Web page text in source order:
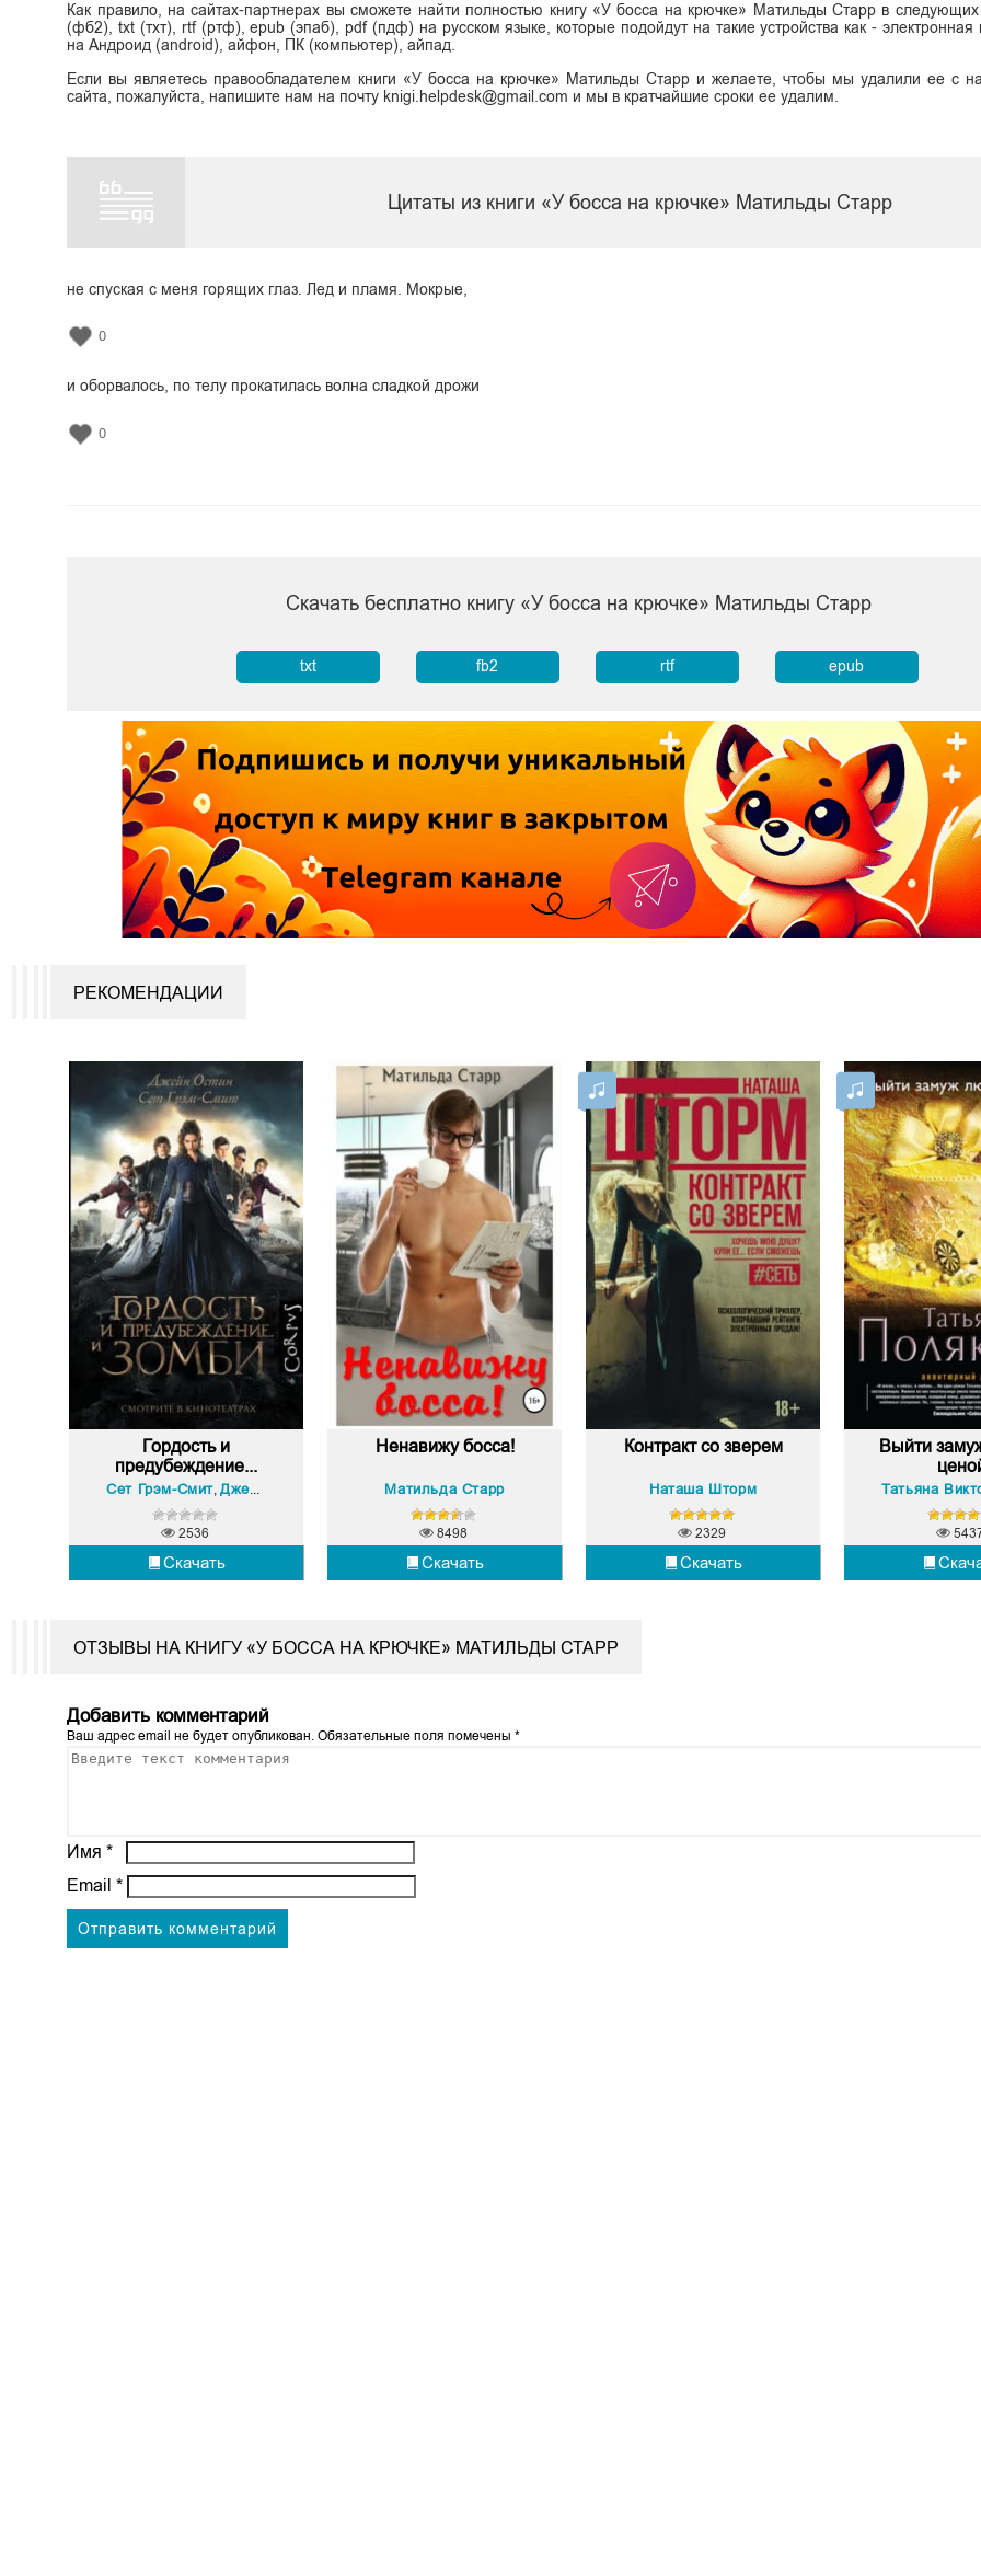
Как правило, на сайтах-партнерах вы сможете найти полностью книгу «У босса на крючке» Матильды Старр в
(фб2), txt (тхт), rtf (ртф), epub (эпаб), pdf (пдф) на русском языке, которые подойдут на такие устройства как - электронная
на Андроид (android), айфон, ПК (компьютер), айпад.
Если вы являетесь правообладателем книги «У босса на крючке» Матильды Старр и желаете, чтобы мы удалили ее с
сайта, пожалуйста, напишите нам на почту knigi.helpdesk@gmail.com и мы в кратчайшие сроки ее удалим.
Цитаты из книги «У босса на крючке» Матильды Старр
не спуская с меня горящих глаз. Лед и пламя. Мокрые,
0
и оборвалось, по телу прокатилась волна сладкой дрожи
0
Скачать бесплатно книгу «У босса на крючке» Матильды Старр
txt fb2 rtf epub
РЕКОМЕНДАЦИИ
Гордость и
предубеждение...
Сет Грэм-Смит, Джейн Остин
Скачать
2536
Ненавижу босса!
Матильда Старр
Скачать
8498
Контракт со зверем
Наташа Шторм
Скачать
2329
Выйти
ОТЗЫВЫ НА КНИГУ «У БОССА НА КРЮЧКЕ» МАТИЛЬДЫ СТАРР
Добавить комментарий
Ваш адрес email не будет опубликован. Обязательные поля помечены*
Имя*
Email*